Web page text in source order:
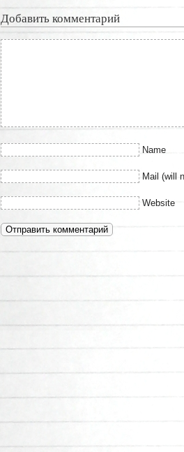
Добавить комментарий
Name
Mail (will
Website